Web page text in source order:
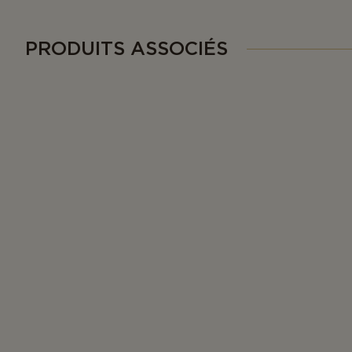
PRODUITS ASSOCIÉS